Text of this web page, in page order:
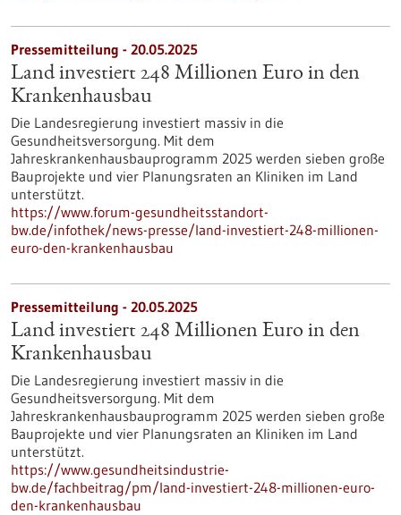
Pressemitteilung - 20.05.2025
Land investiert 248 Millionen Euro in den
Krankenhausbau
Die Landesregierung investiert massiv in die
Gesundheitsversorgung. Mit dem
Jahreskrankenhausbauprogramm 2025 werden sieben große
Bauprojekte und vier Planungsraten an Kliniken im Land
unterstützt.
https://www.forum-gesundheitsstandort-
bw.de/infothek/news-presse/land-investiert-248-millionen-
euro-den-krankenhausbau
Pressemitteilung - 20.05.2025
Land investiert 248 Millionen Euro in den
Krankenhausbau
Die Landesregierung investiert massiv in die
Gesundheitsversorgung. Mit dem
Jahreskrankenhausbauprogramm 2025 werden sieben große
Bauprojekte und vier Planungsraten an Kliniken im Land
unterstützt.
https://www.gesundheitsindustrie-
bw.de/fachbeitrag/pm/land-investiert-248-millionen-euro-
den-krankenhausbau